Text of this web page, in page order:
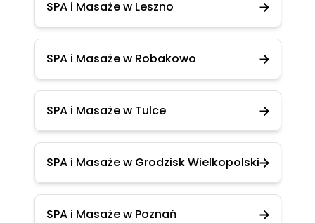
SPA i Masaże w Leszno
SPA i Masaże w Robakowo
SPA i Masaże w Tulce
SPA i Masaże w Grodzisk Wielkopolski
SPA i Masaże w Poznań